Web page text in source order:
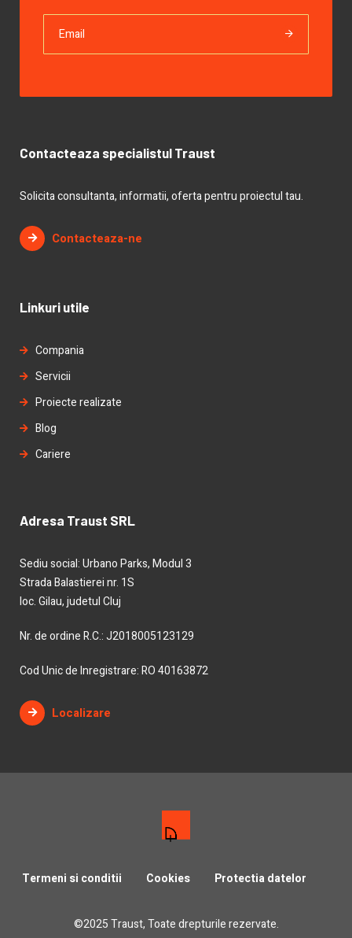
Contacteaza specialistul Traust
Solicita consultanta, informatii, oferta pentru proiectul tau.
Contacteaza-ne
Linkuri utile
Compania
Servicii
Proiecte realizate
Blog
Cariere
Adresa Traust SRL
Sediu social: Urbano Parks, Modul 3
Strada Balastierei nr. 1S
loc. Gilau, judetul Cluj
Nr. de ordine R.C.: J2018005123129
Cod Unic de Inregistrare: RO 40163872
Localizare
Termeni si conditii Cookies Protectia datelor
©2025 Traust, Toate drepturile rezervate.